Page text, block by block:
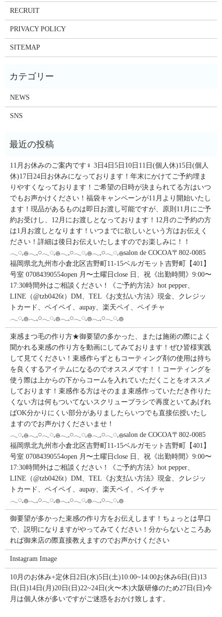
RECRUIT
PRIVACY POLICY
SITEMAP
NEWS
SNS
11月お休みのご案内です‍♀️ 3日4日5日10日11日(個人休)15日(個人
休)17日24日お休みになっております！年末にかけてご予約埋ま
りやすくなっております！ご希望の日時が決まられてる方はいつ
でもお声かけください！福袋キャンペーンが11月より開始いたし
ます！現品があるものは即日お渡し可能ですが、原則11月にご予
約お受けし、12月にお渡しとなっております！12月のご予約の方
は1月お渡しとなります！いつまでに欲しいという方はお伝えく
ださい！詳細は後日お伝えいたしますのでお楽しみに！！
𓂃◌𓈒𓐍𓂃𓈒𓏸𓂃◌𓈒𓐍𓂃𓈒𓏸𓂃◌𓈒𓐍𓂃𓈒𓏸𓂃◌𓈒𓐍salon de COCOA〒802-0085
福岡県北九州市小倉北区吉野町11-15ベルガモット吉野町【401】
号室︎ 07084390554open 月〜土曜日close 日、祝《出勤時間》9:00〜
17:30時間外はご相談ください！《ご予約方法》hot pepper、
LINE（@tzb0426t）DM、TEL《お支払い方法》現金、クレジッ
トカード、ペイペイ、aupay、楽天ペイ、ペイチャ
𓂃◌𓈒𓐍𓂃𓈒𓏸𓂃◌𓈒𓐍𓂃𓈒𓏸𓂃◌𓈒𓐍𓂃𓈒𓏸𓂃◌𓈒𓐍
束感まつ毛の作り方★御要望の多かった、または施術の際によく
聞かれる束感の作り方を動画にしてみております！ぜひ皆様実践
して見てください！束感作らずともコーティング剤の使用は持ち
を良くするアイテムになるのでオススメです！！コーティングを
使う際は上からの下からコームを入れていただくことをオススメ
しております！束感作る方はそのまま束感作っていただき作りた
くない方は何もついてないスクリューブラシで再度といてあげれ
ばOK分かりにくい部分がありましたらいつでも直接伝授いたし
ますのでお声かけくださいませ！
𓂃◌𓈒𓐍𓂃𓈒𓏸𓂃◌𓈒𓐍𓂃𓈒𓏸𓂃◌𓈒𓐍𓂃𓈒𓏸𓂃◌𓈒𓐍salon de COCOA〒802-0085
福岡県北九州市小倉北区吉野町11-15ベルガモット吉野町【401】
号室︎ 07084390554open 月〜土曜日close 日、祝《出勤時間》9:00〜
17:30時間外はご相談ください！《ご予約方法》hot pepper、
LINE（@tzb0426t）DM、TEL《お支払い方法》現金、クレジッ
トカード、ペイペイ、aupay、楽天ペイ、ペイチャ
𓂃◌𓈒𓐍𓂃𓈒𓏸𓂃◌𓈒𓐍𓂃𓈒𓏸𓂃◌𓈒𓐍𓂃𓈒𓏸𓂃◌𓈒𓐍
御要望が多かった束感の作り方をお伝えします！ちょっとは早口
で、説明になりますがやってみてください！分からないところあ
れば御来店の際直接教えますのでお声かけください
Instagram Image
10月のお休み+定休日2日(水)5日(土)10:00~14:00お休み6日(日)13
日(日)14日(月)20日(日)22~24日(火〜木)大阪研修のため27日(日)今
月は個人休が多いですがご迷惑をおかけ致します。